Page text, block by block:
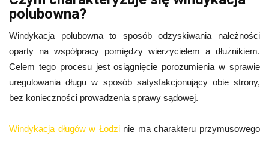
polubowna?
Windykacja polubowna to sposób odzyskiwania należności
oparty na współpracy pomiędzy wierzycielem a dłużnikiem.
Celem tego procesu jest osiągnięcie porozumienia w sprawie
uregulowania długu w sposób satysfakcjonujący obie strony,
bez konieczności prowadzenia sprawy sądowej.
Windykacja długów w Łodzi nie ma charakteru przymusowego